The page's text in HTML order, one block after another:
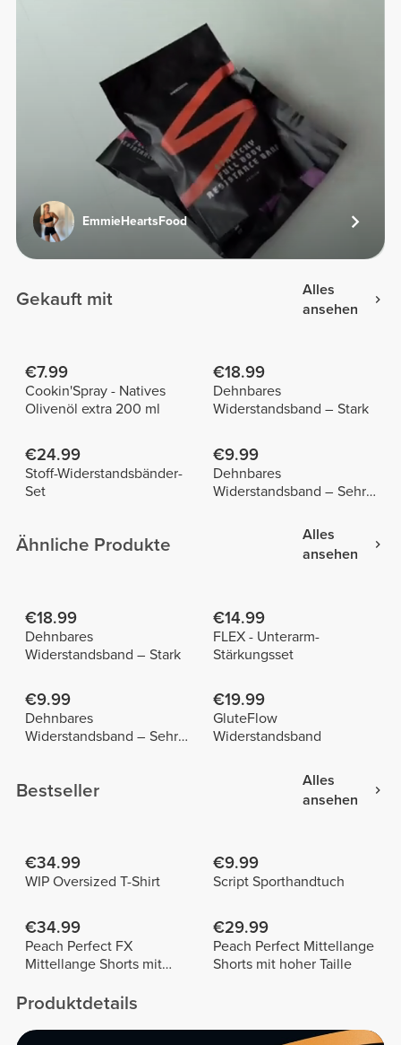
EmmieHeartsFood
Gekauft mit
Alles
ansehen
€7.99
Cookin'Spray - Natives
Olivenöl extra 200 ml
€18.99
Dehnbares
Widerstandsband – Stark
€24.99
Stoff-Widerstandsbänder-
Set
€9.99
Dehnbares
Widerstandsband – Sehr
Ähnliche Produkte
Alles
ansehen
€18.99
Dehnbares
Widerstandsband – Stark
€14.99
FLEX - Unterarm-
Stärkungsset
€9.99
Dehnbares
Widerstandsband – Sehr
€19.99
GluteFlow
Widerstandsband
Bestseller
Alles
ansehen
€34.99
WIP Oversized T-Shirt
€9.99
Script Sporthandtuch
€34.99
Peach Perfect FX
Mittellange Shorts mit
€29.99
Peach Perfect Mittellange
Shorts mit hoher Taille
Produktdetails